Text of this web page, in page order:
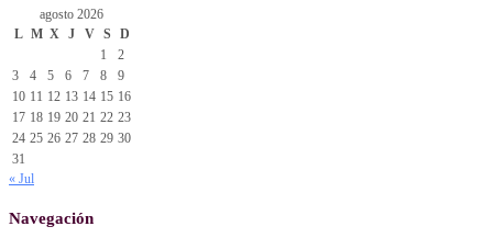
agosto 2026
L M X J V S
D
1
2
3
4 5 6 7 8
9
10 11 12 13 14 15 16
17 18 19 20 21 22 23
24 25 26 27 28 29 30
31
« Jul
Navegación